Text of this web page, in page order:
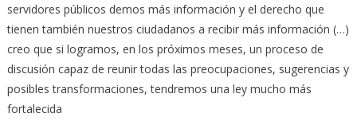
servidores públicos demos más información y el derecho que
tienen también nuestros ciudadanos a recibir más información (…)
creo que si logramos, en los próximos meses, un proceso de
discusión capaz de reunir todas las preocupaciones, sugerencias y
posibles transformaciones, tendremos una ley mucho más
fortalecida